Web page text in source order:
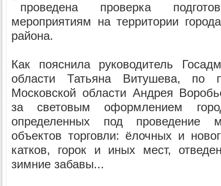
проведена проверка
мероприятиям на территории
района.
Как пояснила руководитель
области Татьяна Витушева, по
Московской области Андрея
за световым оформлением
определенных под проведение
объектов торговли: ёлочных и
катков, горок и иных мест,
зимние забавы...